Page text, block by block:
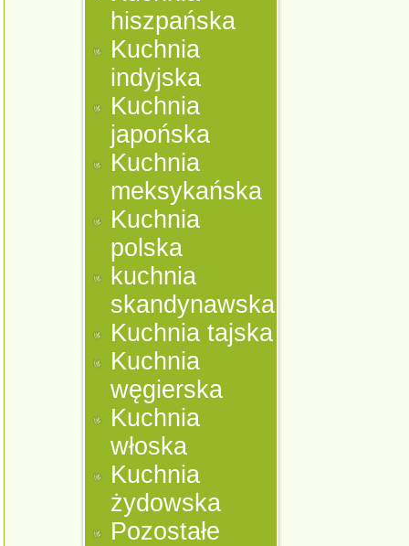
hiszpańska
Kuchnia
indyjska
Kuchnia
japońska
Kuchnia
meksykańska
Kuchnia
polska
kuchnia
skandynawska
Kuchnia tajska
Kuchnia
węgierska
Kuchnia
włoska
Kuchnia
żydowska
Pozostałe